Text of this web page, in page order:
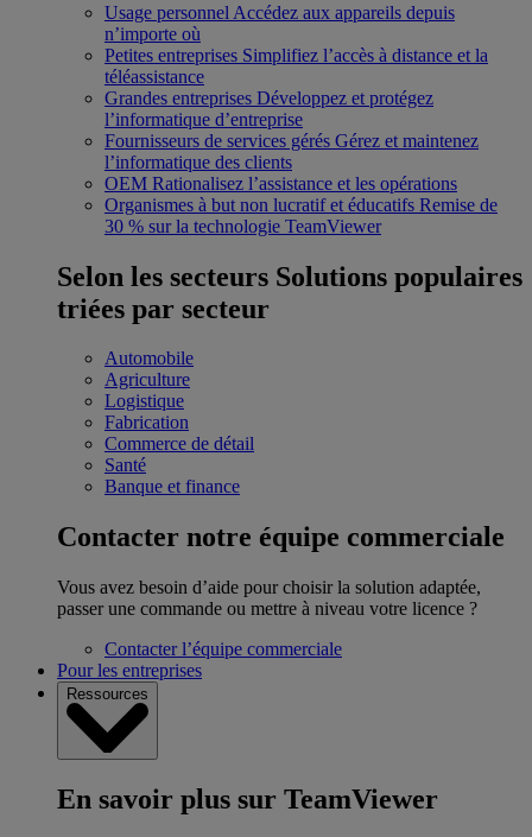
Usage personnel Accédez aux appareils depuis
n’importe où
Petites entreprises Simplifiez l’accès à distance et la
téléassistance
Grandes entreprises Développez et protégez
l’informatique d’entreprise
Fournisseurs de services gérés Gérez et maintenez
l’informatique des clients
OEM Rationalisez l’assistance et les opérations
Organismes à but non lucratif et éducatifs Remise de
30 % sur la technologie TeamViewer
Selon les secteurs Solutions populaires
triées par secteur
Automobile
Agriculture
Logistique
Fabrication
Commerce de détail
Santé
Banque et finance
Contacter notre équipe commerciale
Vous avez besoin d’aide pour choisir la solution adaptée,
passer une commande ou mettre à niveau votre licence ?
Contacter l’équipe commerciale
Pour les entreprises
Ressources
En savoir plus sur TeamViewer